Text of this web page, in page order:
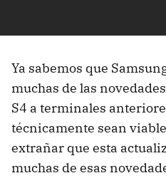
Ya sabemos que
muchas de las
S4 a terminales
técnicamente sean
extrañar que esta
muchas de esas